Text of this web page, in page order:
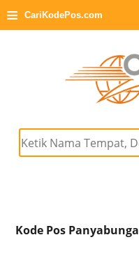
≡ CariKodePos.com
Kode Pos